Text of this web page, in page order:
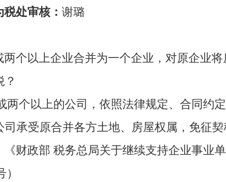
税处审核： 谢璐
两个以上企业合并为一个企业，对原企业
两个以上的公司，依照法律规定、合同约
承受原合并各方土地、房屋权属，免征契
《财政部 税务总局关于继续支持企业事业